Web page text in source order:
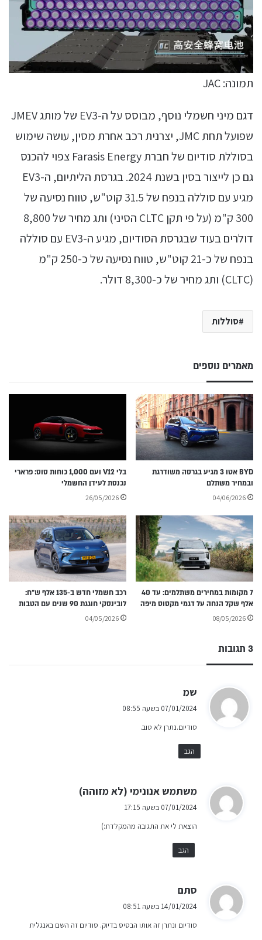
תמונה: JAC
דגם מיני חשמלי נוסף, מבוסס על ה-EV3 של מותג JMEV
שפועל תחת JMC, יצרנית רכב אחרת מסין, עושה שימוש
בסוללת סודיום של חברת Farasis Energy צפוי להכנס
גם כן לייצור בסין בשנת 2024. בגרסת הליתיום, ה-EV3
מגיע עם סוללה בנפח של 31.5 קוט"ש, טווח נסיעה של
300 ק"מ (על פי תקן CLTC הסיני) ותג מחיר של 8,800
דולרים בעוד שבגרסת הסודיום, מגיע ה-EV3 עם סוללה
בנפח של כ-21 קוט"ש, טווח נסיעה של כ-250 ק"מ
(CLTC) ותג מחיר של כ-8,300 דולר.
סוללות
מאמרים נוספים
BYD אטו 3 מגיע בגרסה משודרגת
ובמחיר משתלם
04/06/2026
בלי V12 ועם 1,000 כוחות סוס: פרארי
נכנסת לעידן החשמלי
26/05/2026
7 מקומות במחירים משתלמים: עד 40
אלף שקל הנחה על דגמי מקסוס מיפה
08/05/2026
רכב חשמלי חדש ב-135 אלף ש״ח:
לובינסקי חוגגת 90 שנים עם הטבות
04/05/2026
3 תגובות
שמ
ג
ב
:
07/01/2024 בשעה 08:55
סודיום.נתרן לא טוב.
הגב
משתמש אנונימי (לא מזוהה)
07/01/2024 בשעה 17:15
הוצאת לי את התגובה מהמקלדת:)
הגב
סתם
ב
14/01/2024 בשעה 08:51
סודיום ונתרן זה אותו הבסיס בדיוק. סודיום זה השם באנגלית